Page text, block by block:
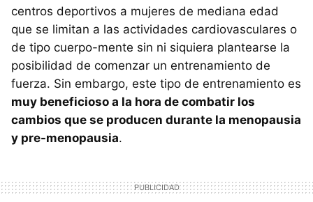
centros deportivos a mujeres de mediana edad
que se limitan a las actividades cardiovasculares o
de tipo cuerpo-mente sin ni siquiera plantearse la
posibilidad de comenzar un entrenamiento de
fuerza. Sin embargo, este tipo de entrenamiento es
muy beneficioso a la hora de combatir los
cambios que se producen durante la menopausia
y pre-menopausia.